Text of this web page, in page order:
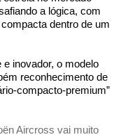
a lógica, com
dentro de um
inovador, o modelo
reconhecimento de
compacto-premium”
Aircross vai muito